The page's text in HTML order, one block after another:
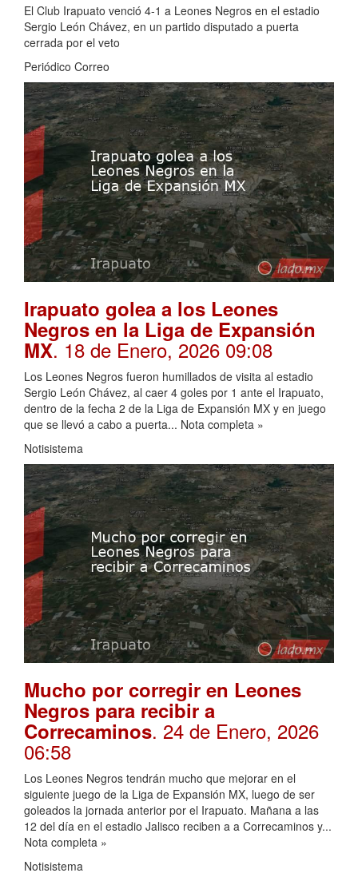
El Club Irapuato venció 4-1 a Leones Negros en el estadio
Sergio León Chávez, en un partido disputado a puerta
cerrada por el veto
Periódico Correo
Irapuato golea a los Leones
Negros en la Liga de Expansión
MX. 18 de Enero, 2026 09:08
Los Leones Negros fueron humillados de visita al estadio
Sergio León Chávez, al caer 4 goles por 1 ante el Irapuato,
dentro de la fecha 2 de la Liga de Expansión MX y en juego
que se llevó a cabo a puerta... Nota completa »
Notisistema
Mucho por corregir en Leones
Negros para recibir a
Correcaminos. 24 de Enero, 2026
06:58
Los Leones Negros tendrán mucho que mejorar en el
siguiente juego de la Liga de Expansión MX, luego de ser
goleados la jornada anterior por el Irapuato. Mañana a las
12 del día en el estadio Jalisco reciben a a Correcaminos y...
Nota completa »
Notisistema